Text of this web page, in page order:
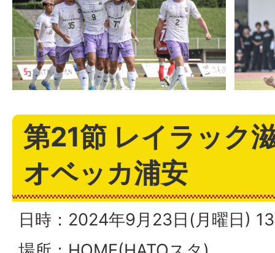
第21節 レイラック
オベッカ浦安
日時：2024年9月23日(月曜日)